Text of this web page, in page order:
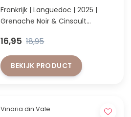
Frankrijk | Languedoc | 2025 |
Grenache Noir & Cinsault
fris fruit en finesse
16,95 18,95
BEKIJK PRODUCT
Vinaria din Vale